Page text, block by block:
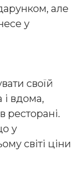
але
у
своїй
і вдома,
ресторані.
у
світі ціни